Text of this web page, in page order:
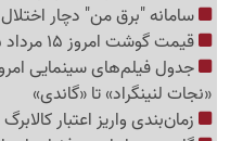
سامانه "برق من" دچار
قیمت گوشت امروز 15 مرداد 1405+ جدول قیمت ها
«نجات لنینگراد» تا «گاندی»
زمان‌بندی واریز اعتبار